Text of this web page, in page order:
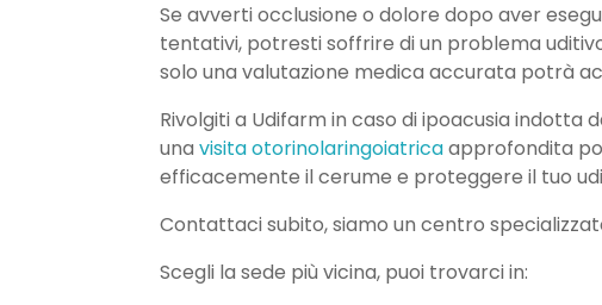
Se avverti occlusione o dolore dopo aver
tentativi, potresti soffrire di un problema
solo una valutazione medica accurata potrà
Rivolgiti a Udifarm in caso di ipoacusia indotta
unavisita otorinolaringoiatricaapprofondita
efficacemente il cerume e proteggere il tuo
Contattaci subito, siamo un centro
Scegli la sede più vicina, puoi trovarci in: